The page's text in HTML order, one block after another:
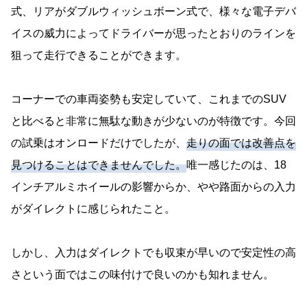
式、リアがダブルウィッシュボーン式で、様々な電子デバ
イスの威力によってドライバーが思ったとおりのラインを
狙って走行できることができます。
コーナーでの車両姿勢も安定していて、これまでのSUV
と比べると非常に無駄な動きが少ないのが特徴です。今回
の試乗はオンロードだけでしたが、 走りの面では改善点を
見つけることはできませんでした。唯一感じたのは、18
インチアルミホイールの影響からか、やや路面からの入力
がダイレクトに感じられたこと。
しかし、入力はダイレクトでも収束が早いので安定性の高
さという面ではこの味付けで良いのかも知れません。